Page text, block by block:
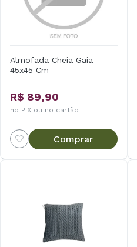
Almofada Cheia Gaia
45x45 Cm
R$ 89,90
no PIX ou no cartão
Comprar